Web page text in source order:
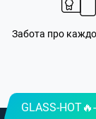
Забота про
GLASS-